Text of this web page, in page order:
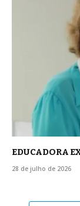
EDUCADORA
28 de julho de 2026